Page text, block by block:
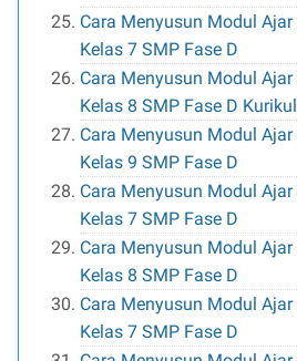
Cara Menyusun Modul
Kelas 7 SMP Fase D
Cara Menyusun Modul
Kelas 8 SMP Fase D
Cara Menyusun Modul
Kelas 9 SMP Fase D
Cara Menyusun Modul
Kelas 7 SMP Fase D
Cara Menyusun Modul
Kelas 8 SMP Fase D
Cara Menyusun Modul
Kelas 7 SMP Fase D